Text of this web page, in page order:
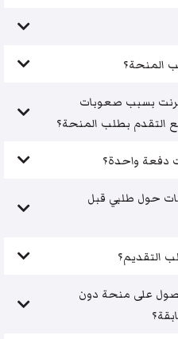
المنحة؟
بسبب صعوبات
التقدم بطلب المنحة؟
دفعة واحدة؟
حول طلبي قبل
التقديم؟
على منحة دون